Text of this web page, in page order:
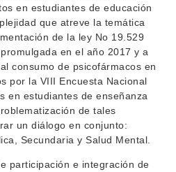
en estudiantes de educación
que atreve la temática
de la ley No 19.529
en el año 2017 y a
consumo de psicofármacos en
por la VIII Encuesta Nacional
en estudiantes de enseñanza
de tales
un diálogo en conjunto:
Secundaria y Salud Mental.
participación e integración de